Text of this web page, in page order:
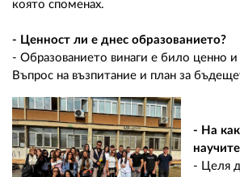
която споменах.
- Ценност ли е днес образованието?
- Образованието винаги е било ценно
Въпрос на възпитание и план за
- На
- Целя